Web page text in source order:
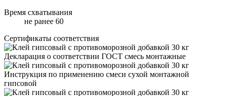
Время схватывания
не ранее 60
Сертификаты соответствия
Декларация о соответствии ГОСТ смесь монтажные
Инструкция по применению смеси сухой монтажной
гипсовой